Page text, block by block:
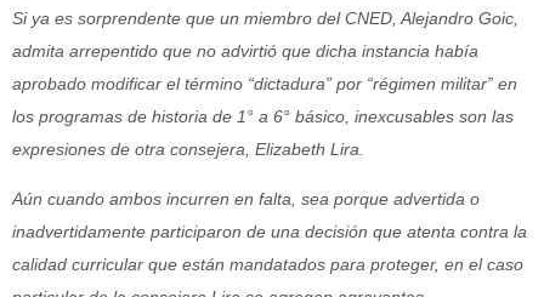
Si ya es sorprendente que un miembro del CNED, Alejandro Goic,
admita arrepentido que no advirtió que dicha instancia había
aprobado modificar el término “dictadura” por “régimen militar” en
los programas de historia de 1° a 6° básico, inexcusables son las
expresiones de otra consejera, Elizabeth Lira.
Aún cuando ambos incurren en falta, sea porque advertida o
inadvertidamente participaron de una decisión que atenta contra la
calidad curricular que están mandatados para proteger, en el caso